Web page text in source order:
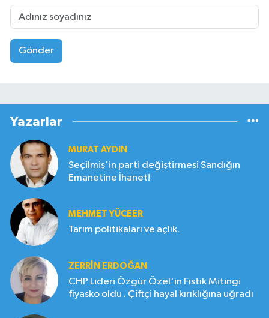
Gönder
Yazarlar
MURAT AYDIN
Seçilmiş'in parti değiştirmesi Sandığın
Emanetine İhanet!
MEHMET YÜCEER
Tarım politikaları ve açlık.
ZERRIN ERDOĞAN
CHP Lideri Özgür Özel'in Fıstık Mitingi
fiyasko oldu . Çiftçi hayal kırıklığına uğradı